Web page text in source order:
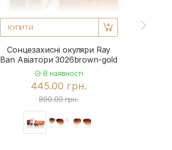
КУПИТИ
Сонцезахисні окуляри Ray
Ban Авіатори 3026brown-gold
В наявності
445.00 грн.
890.00 грн.